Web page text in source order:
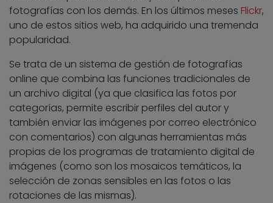
fotografías con los demás. En los últimos meses Flickr,
uno de estos sitios web, ha adquirido una tremenda
popularidad.
Se trata de un sistema de gestión de fotografías
online que combina las funciones tradicionales de
un archivo digital (ya que clasifica las fotos por
categorías, permite escribir perfiles del autor y
también enviar las imágenes por correo electrónico
con comentarios) con algunas herramientas más
propias de los programas de tratamiento digital de
imágenes (como son los mosaicos temáticos, la
selección de zonas sensibles en las fotos o las
rotaciones de las mismas).